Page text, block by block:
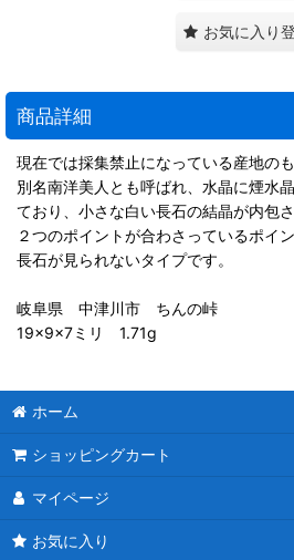
お気に入り
商品詳細
現在では採集禁止になっている産地のも
別名南洋美人とも呼ばれ、水晶に煙水
ており、小さな白い長石の結晶が内包
２つのポイントが合わさっているポイン
長石が見られないタイプです。
岐阜県 中津川市 ちんの峠
19×9×7ミリ 1.71g
ホーム
ショッピングカート
マイページ
お気に入り